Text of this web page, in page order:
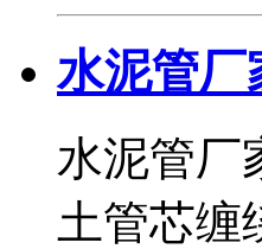
水泥管厂
水泥管厂
土管芯缠